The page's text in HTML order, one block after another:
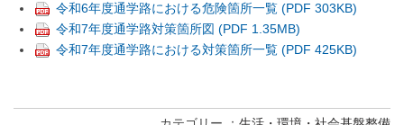
令和6年度通学路における危険箇所一覧 (PDF 303KB)
令和7年度通学路対策箇所図 (PDF 1.35MB)
令和7年度通学路における対策箇所一覧 (PDF 425KB)